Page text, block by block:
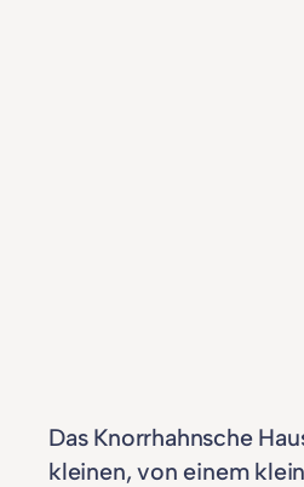
Das Knorrhahnsche
kleinen, von einem